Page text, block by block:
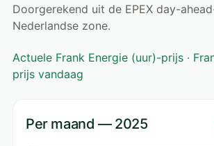
Doorgerekend uit de EPEX day-
Nederlandse zone.
Actuele Frank Energie (uur)-prijs ·
prijs vandaag
Per maand — 2025